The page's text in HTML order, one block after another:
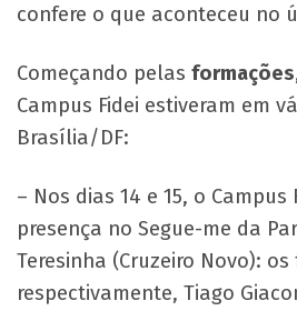
confere o que aconteceu no
Começando pelas formações
Campus Fidei estiveram em
Brasília/DF:
– Nos dias 14 e 15, o Campus
presença no Segue-me da
Teresinha (Cruzeiro Novo):
respectivamente, Tiago